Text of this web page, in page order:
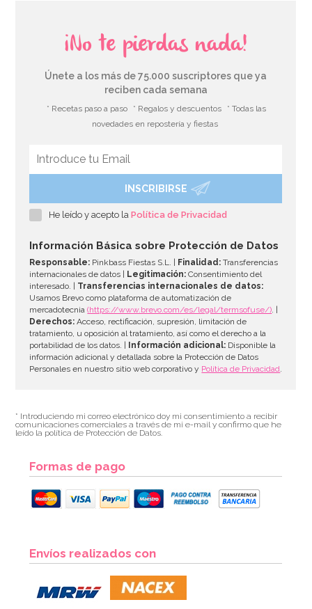
¡No te pierdas nada!
Únete a los más de 75.000 suscriptores que ya
reciben cada semana
* Recetas paso a paso * Regalos y descuentos
* Todas las
novedades en repostería y fiestas
INSCRIBIRSE
He leído y acepto laPolítica de Privacidad
Información Básica sobre Protección de Datos
Responsable: Pinkbass Fiestas S.L. | Finalidad: Transferencias
internacionales de datos |
Legitimación: Consentimiento del
interesado. | Transferencias internacionales de datos:
Usamos Brevo como plataforma de automatización de
mercadotecnia(https://www.brevo.com/es/legal/termsofuse/). |
Derechos: Acceso, rectificación, supresión, limitación de
tratamiento, u oposición al tratamiento, así como el derecho a la
portabilidad de los datos. |
Información adicional: Disponible la
información adicional y detallada sobre la Protección de Datos
Personales en nuestro sitio web corporativo y Política de Privacidad.
* Introduciendo mi correo electrónico doy mi consentimiento a recibir
comunicaciones comerciales a través de mi e-mail y confirmo que he
leído la política de Protección de Datos.
Formas de pago
Envíos realizados con